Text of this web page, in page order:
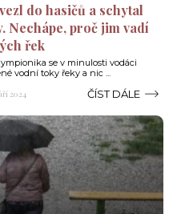
do hasičů a schytal
Nechápe, proč jim vadí
řek
se v minulosti vodáci
vodní toky řeky a nic ...
2024 ČÍST DÁLE